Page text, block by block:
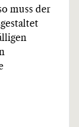
muss der